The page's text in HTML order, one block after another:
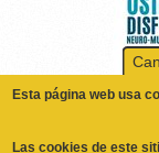
Esta página web usa
anuncios, ofrecer